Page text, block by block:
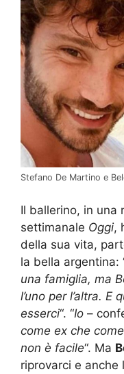
Stefano De Martino e
Il ballerino, in una
settimanale Oggi,
della sua vita,
la bella argentina:
una famiglia, ma
l’uno per l’altra. E
esserci“. “Io –
come ex che
non è facile“. Ma
riprovarci e anche